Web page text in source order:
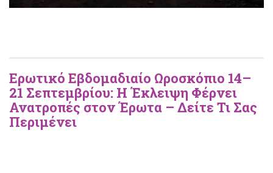
Ερωτικό Εβδομαδιαίο Ωροσκόπιο 14–
21 Σεπτεμβρίου: Η Έκλειψη Φέρνει
Ανατροπές στον Έρωτα – Δείτε Τι Σας
Περιμένει